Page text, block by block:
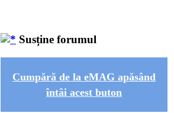
Susține forumul
Cumpără de la eMAG apăsând
întâi acest buton